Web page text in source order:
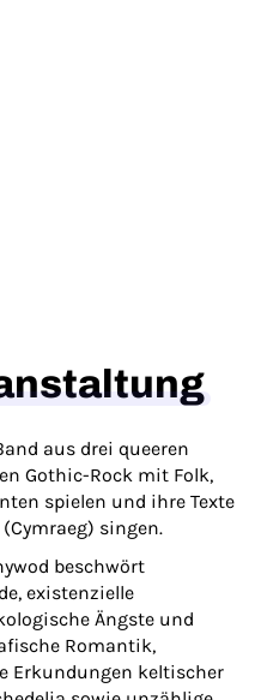
aus drei queeren
Gothic-Rock mit Folk,
spielen und ihre Texte
singen.
beschwört
existenzielle
Ängste und
Romantik,
Erkundungen keltischer